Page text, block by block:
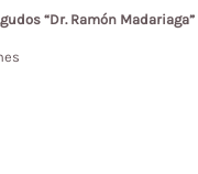
“Dr. Ramón Madariaga”